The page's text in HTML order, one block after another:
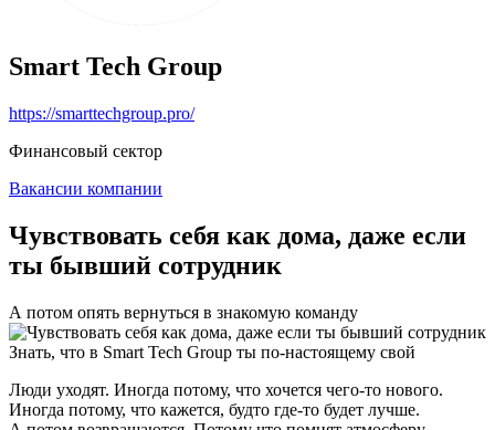
Smart Tech Group
https://smarttechgroup.pro/
Финансовый сектор
Вакансии компании
Чувствовать себя как дома, даже если
ты бывший сотрудник
А потом опять вернуться в знакомую команду
Знать, что в Smart Tech Group ты по-настоящему свой
Люди уходят. Иногда потому, что хочется чего-то нового.
Иногда потому, что кажется, будто где-то будет лучше.